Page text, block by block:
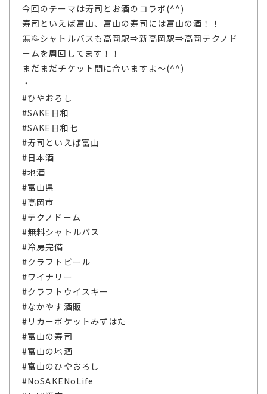
今回のテーマは寿司とお酒のコラボ(^^)
寿司といえば富山、富山の寿司には富山の酒！！
無料シャトルバスも高岡駅⇒新高岡駅⇒高岡テクノド
ームを周回してます！！
まだまだチケット間に合いますよ～(^^)
・
#ひやおろし
#SAKE日和
#SAKE日和七
#寿司といえば富山
#日本酒
#地酒
#富山県
#高岡市
#テクノドーム
#無料シャトルバス
#冷房完備
#クラフトビール
#ワイナリー
#クラフトウイスキー
#なかやす酒販
#リカーポケットみずはた
#富山の寿司
#富山の地酒
#富山のひやおろし
#NoSAKENoLife